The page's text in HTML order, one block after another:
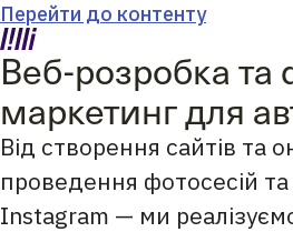
Перейти до контенту
Веб-розробка та
маркетинг для
Від створення сайтів та
проведення фотосесій
Instagram — ми